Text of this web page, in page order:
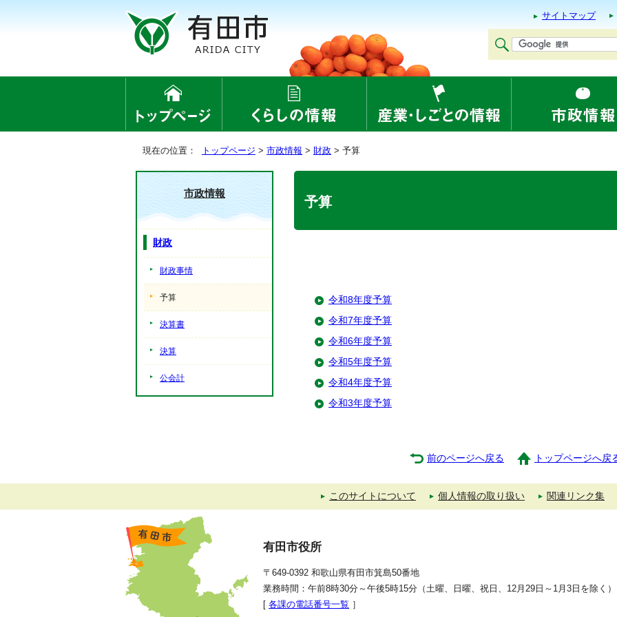
サイトマップ
現在の位置： トップページ > 市政情報 > 財政 > 予算
予算
令和8年度予算
令和7年度予算
令和6年度予算
令和5年度予算
令和4年度予算
令和3年度予算
市政情報
財政
財政事情
予算
決算書
決算
公会計
前のページへ戻る トップページへ戻
このサイトについて 個人情報の取り扱い 関連リンク集
有田市役所
〒649-0392 和歌山県有田市箕島50番地
業務時間：午前8時30分～午後5時15分（土曜、日曜、祝日、12月29日～1月3日を除く）
[ 各課の電話番号一覧 ］